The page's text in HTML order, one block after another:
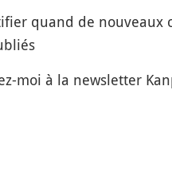
quand de nouveaux
moi à la newsletter